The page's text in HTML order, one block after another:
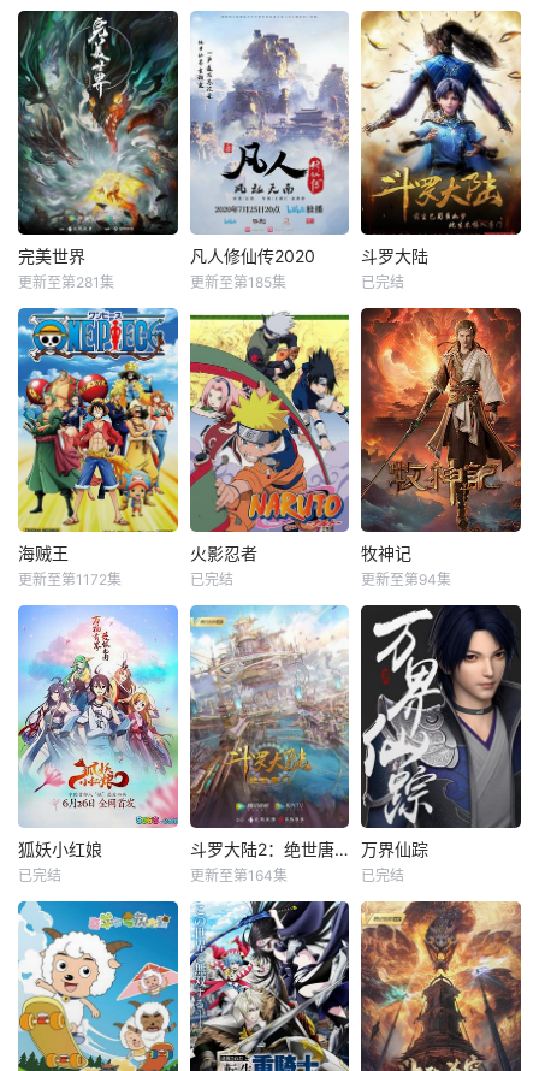
完美世界
更新至第281集
凡人修仙传2020
更新至第185集
斗罗大陆
已完结
海贼王
更新至第1172集
火影忍者
已完结
牧神记
更新至第94集
狐妖小红娘
已完结
斗罗大陆2：绝世唐门
更新至第164集
万界仙踪
已完结